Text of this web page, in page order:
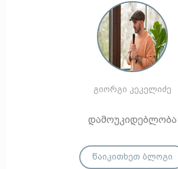
გიორგი კეკელიძე
დამოუკიდებლობა
წაიკითხეთ ბლოგი